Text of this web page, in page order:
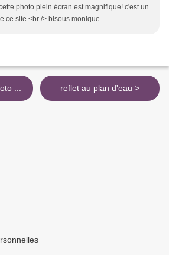
photo plein écran est magnifique! c'est un
ce site.<br /> bisous monique
... reflet au plan d'eau >